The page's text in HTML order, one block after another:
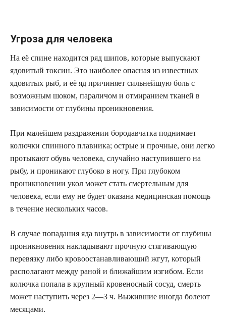
Угроза для человека
На её спине находится ряд шипов, которые выпускают
ядовитый токсин. Это наиболее опасная из известных
ядовитых рыб, и её яд причиняет сильнейшую боль с
возможным шоком, параличом и отмиранием тканей в
зависимости от глубины проникновения.
При малейшем раздражении бородавчатка поднимает
колючки спинного плавника; острые и прочные, они легко
протыкают обувь человека, случайно наступившего на
рыбу, и проникают глубоко в ногу. При глубоком
проникновении укол может стать смертельным для
человека, если ему не будет оказана медицинская помощь
в течение нескольких часов.
В случае попадания яда внутрь в зависимости от глубины
проникновения накладывают прочную стягивающую
перевязку либо кровоостанавливающий жгут, который
располагают между раной и ближайшим изгибом. Если
колючка попала в крупный кровеносный сосуд, смерть
может наступить через 2—3 ч. Выжившие иногда болеют
месяцами.